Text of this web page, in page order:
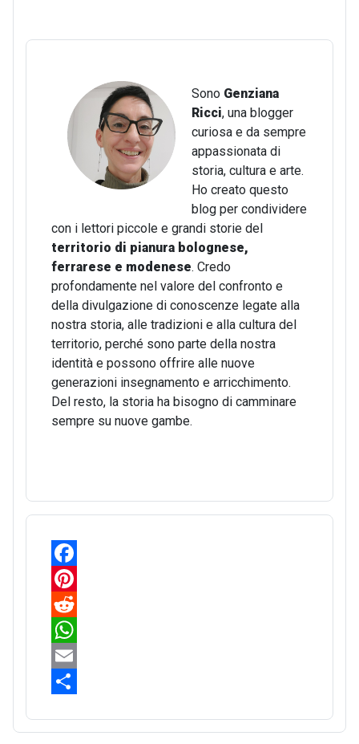
Sono Genziana
Ricci, una blogger
curiosa e da sempre
appassionata di
storia, cultura e arte.
Ho creato questo
blog per condividere
con i lettori piccole e grandi storie del
territorio di pianura bolognese,
ferrarese e modenese. Credo
profondamente nel valore del confronto e
della divulgazione di conoscenze legate alla
nostra storia, alle tradizioni e alla cultura del
territorio, perché sono parte della nostra
identità e possono offrire alle nuove
generazioni insegnamento e arricchimento.
Del resto, la storia ha bisogno di camminare
sempre su nuove gambe.
F
a
c
e
b
o
P
n
r
R
e
d
i
W
h
t
E
a
h